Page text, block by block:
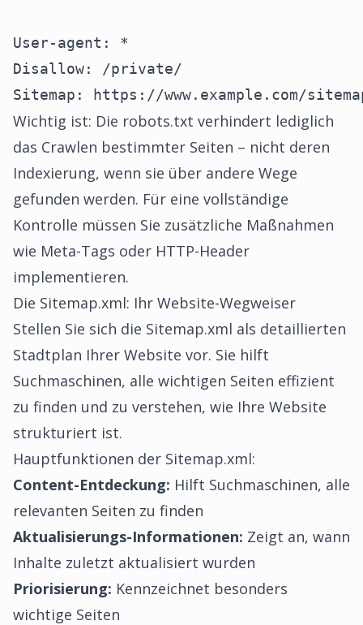
User-agent: *
Disallow: /private/
Sitemap: https://www.example.com/
Wichtig ist: Die robots.txt verhindert lediglich
das Crawlen bestimmter Seiten – nicht deren
Indexierung, wenn sie über andere Wege
gefunden werden. Für eine vollständige
Kontrolle müssen Sie zusätzliche Maßnahmen
wie Meta-Tags oder HTTP-Header
implementieren.
Die Sitemap.xml: Ihr Website-Wegweiser
Stellen Sie sich die Sitemap.xml als detaillierten
Stadtplan Ihrer Website vor. Sie hilft
Suchmaschinen, alle wichtigen Seiten effizient
zu finden und zu verstehen, wie Ihre Website
strukturiert ist.
Hauptfunktionen der Sitemap.xml:
Content-Entdeckung: Hilft Suchmaschinen, alle
relevanten Seiten zu finden
Aktualisierungs-Informationen: Zeigt an, wann
Inhalte zuletzt aktualisiert wurden
Priorisierung: Kennzeichnet besonders
wichtige Seiten